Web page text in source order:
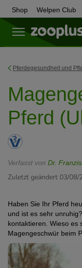
Shop Welpen Club
Pferdegesundheit und
Pferd
Verfasst von Dr.
Zuletzt geändert 03/08/
Haben Sie Ihr Pferd
und ist es sehr
kontaktieren. Wieso es
Magengeschwür beim